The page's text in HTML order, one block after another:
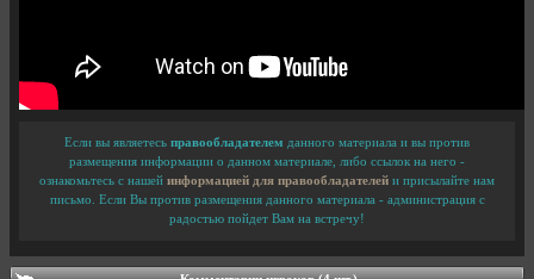
Если вы являетесь правообладателем данного материала и вы против
размещения информации о данном материале, либо ссылок на него -
ознакомьтесь с нашей информацией для правообладателей и присылайте нам
письмо. Если Вы против размещения данного материала - администрация с
радостью пойдет Вам на встречу!